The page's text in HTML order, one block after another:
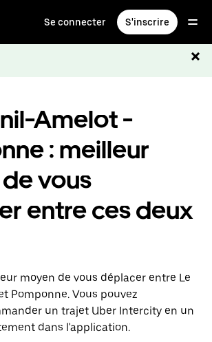
Se connecter S'inscrire
Amelot -
: meilleur
vous
entre ces deux
moyen de vous déplacer entre Le
Pomponne. Vous pouvez
un trajet Uber Intercity en un
dans l'application.